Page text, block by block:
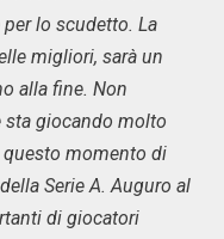
lo scudetto. La
migliori, sarà un
alla fine. Non
giocando molto
questo momento di
Serie A. Auguro al
di giocatori